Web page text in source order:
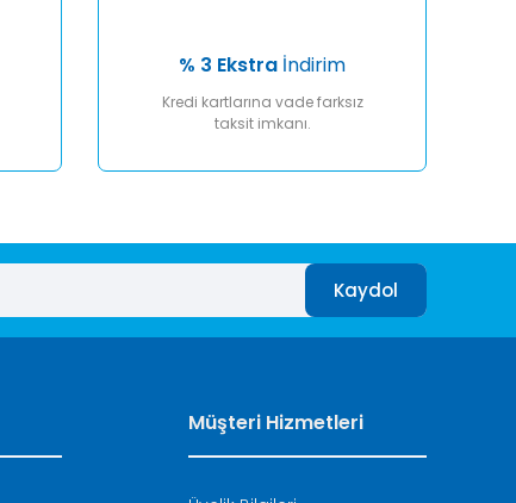
% 3 Ekstra İndirim
Kredi kartlarına vade farksız
taksit imkanı.
Kaydol
Müşteri Hizmetleri